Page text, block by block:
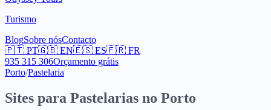
Turismo
BlogSobre nósContacto
🇵🇹 PT🇬🇧 EN🇪🇸 ES🇫🇷 FR
935 315 306Orçamento grátis
Porto/Pastelaria
Sites para Pastelarias no Porto